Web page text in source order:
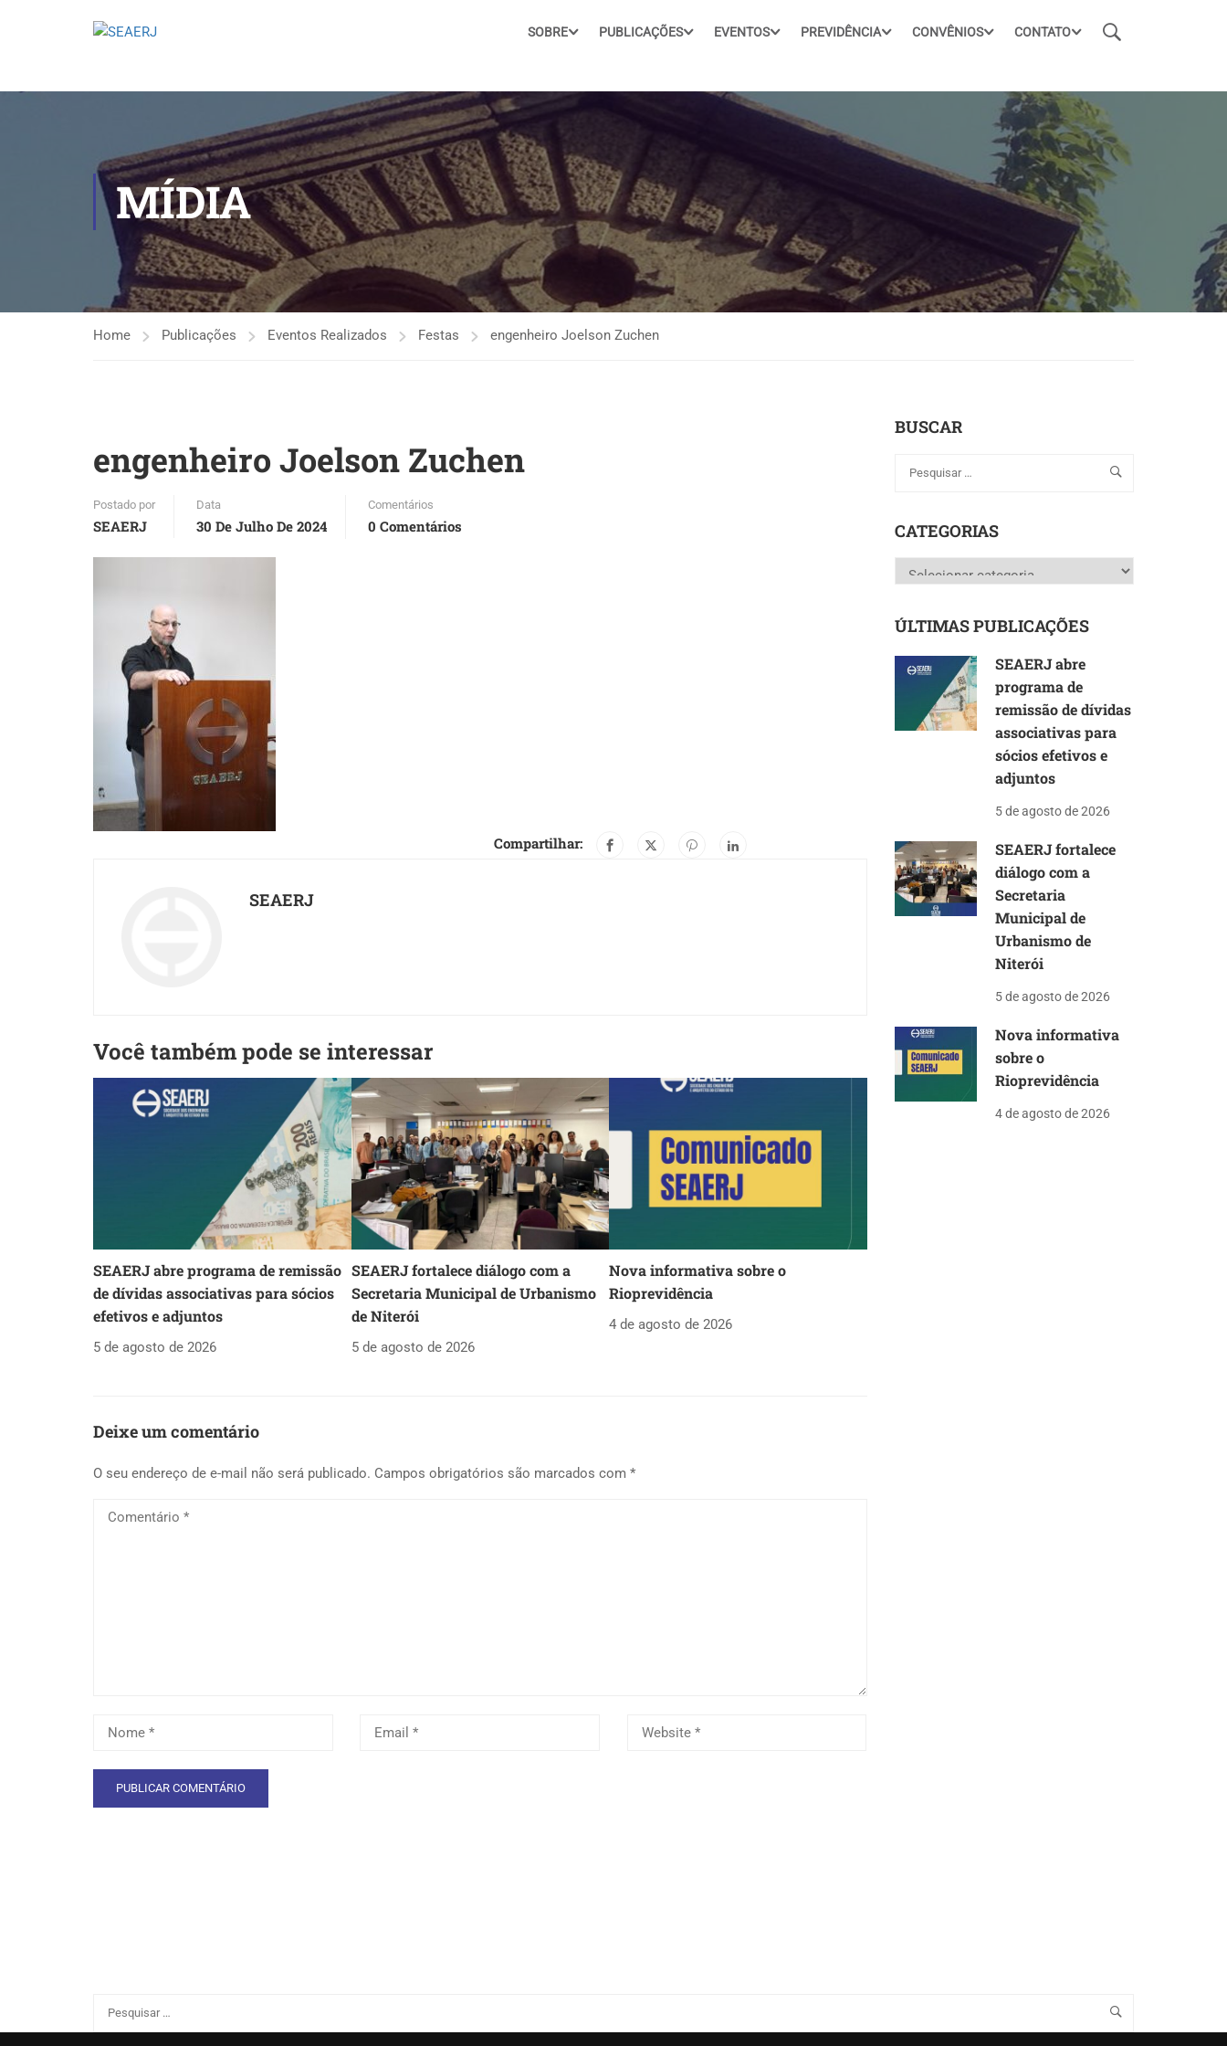
SOBRE PUBLICAÇÕES EVENTOS PREVIDÊNCIA CONVÊNIOS CONTATO
MÍDIA
Home Publicações Eventos Realizados Festas engenheiro Joelson Zuchen
engenheiro Joelson Zuchen
Postado por
SEAERJ
Data
30 De Julho De 2024
Comentários
0 Comentários
Compartilhar:
SEAERJ
Você também pode se interessar
SEAERJ abre programa de remissão
de dívidas associativas para sócios
efetivos e adjuntos
5 de agosto de 2026
SEAERJ fortalece diálogo com a
Secretaria Municipal de Urbanismo
de Niterói
5 de agosto de 2026
Nova informativa sobre o
Rioprevidência
4 de agosto de 2026
Deixe um comentário
O seu endereço de e-mail não será publicado. Campos obrigatórios são marcados com *
BUSCAR
CATEGORIAS
Categorias
ÚLTIMAS PUBLICAÇÕES
SEAERJ abre
programa de
remissão de dívidas
associativas para
sócios efetivos e
adjuntos
5 de agosto de 2026
SEAERJ fortalece
diálogo com a
Secretaria
Municipal de
Urbanismo de
Niterói
5 de agosto de 2026
Nova informativa
sobre o
Rioprevidência
4 de agosto de 2026